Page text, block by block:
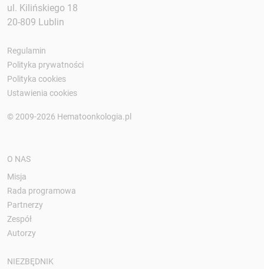
ul. Kilińskiego 18
20-809 Lublin
Regulamin
Polityka prywatności
Polityka cookies
Ustawienia cookies
© 2009-2026 Hematoonkologia.pl
O NAS
Misja
Rada programowa
Partnerzy
Zespół
Autorzy
NIEZBĘDNIK